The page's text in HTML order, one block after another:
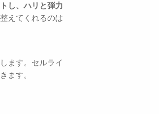
し、ハリと弾力
えてくれるのは
ます。セルライ
ます。